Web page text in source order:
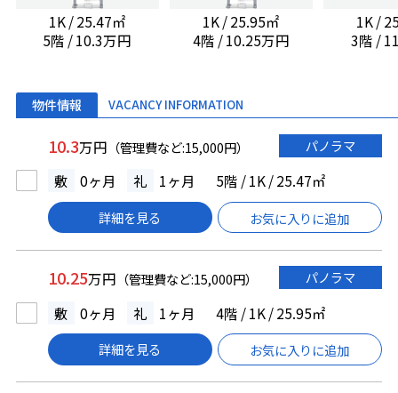
1K / 25.47㎡
5階 / 10.3万円
1K / 25.95㎡
4階 / 10.25万円
1K /
3階 /
物件情報 VACANCY INFORMATION
10.3万円 （管理費など:15,000円） パノラマ
敷 0ヶ月 礼 1ヶ月 5階 / 1K / 25.47㎡
詳細を見る お気に入りに追加
10.25万円 （管理費など:15,000円） パノラマ
敷 0ヶ月 礼 1ヶ月 4階 / 1K / 25.95㎡
詳細を見る お気に入りに追加